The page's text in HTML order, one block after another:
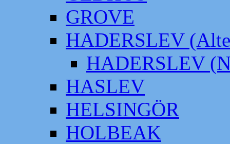
GROVE
HADERSLEV
HADERSLEV
HASLEV
HELSINGÖR
HOLBEAK